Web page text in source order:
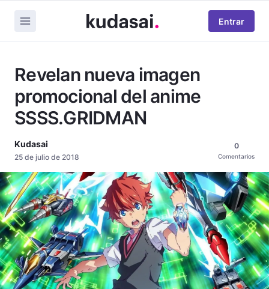
Entrar
Revelan nueva imagen
promocional del anime
SSSS.GRIDMAN
Kudasai
25 de julio de 2018
0
Comentarios